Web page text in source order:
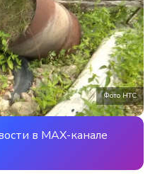
Фото НТС
в MAX-канале